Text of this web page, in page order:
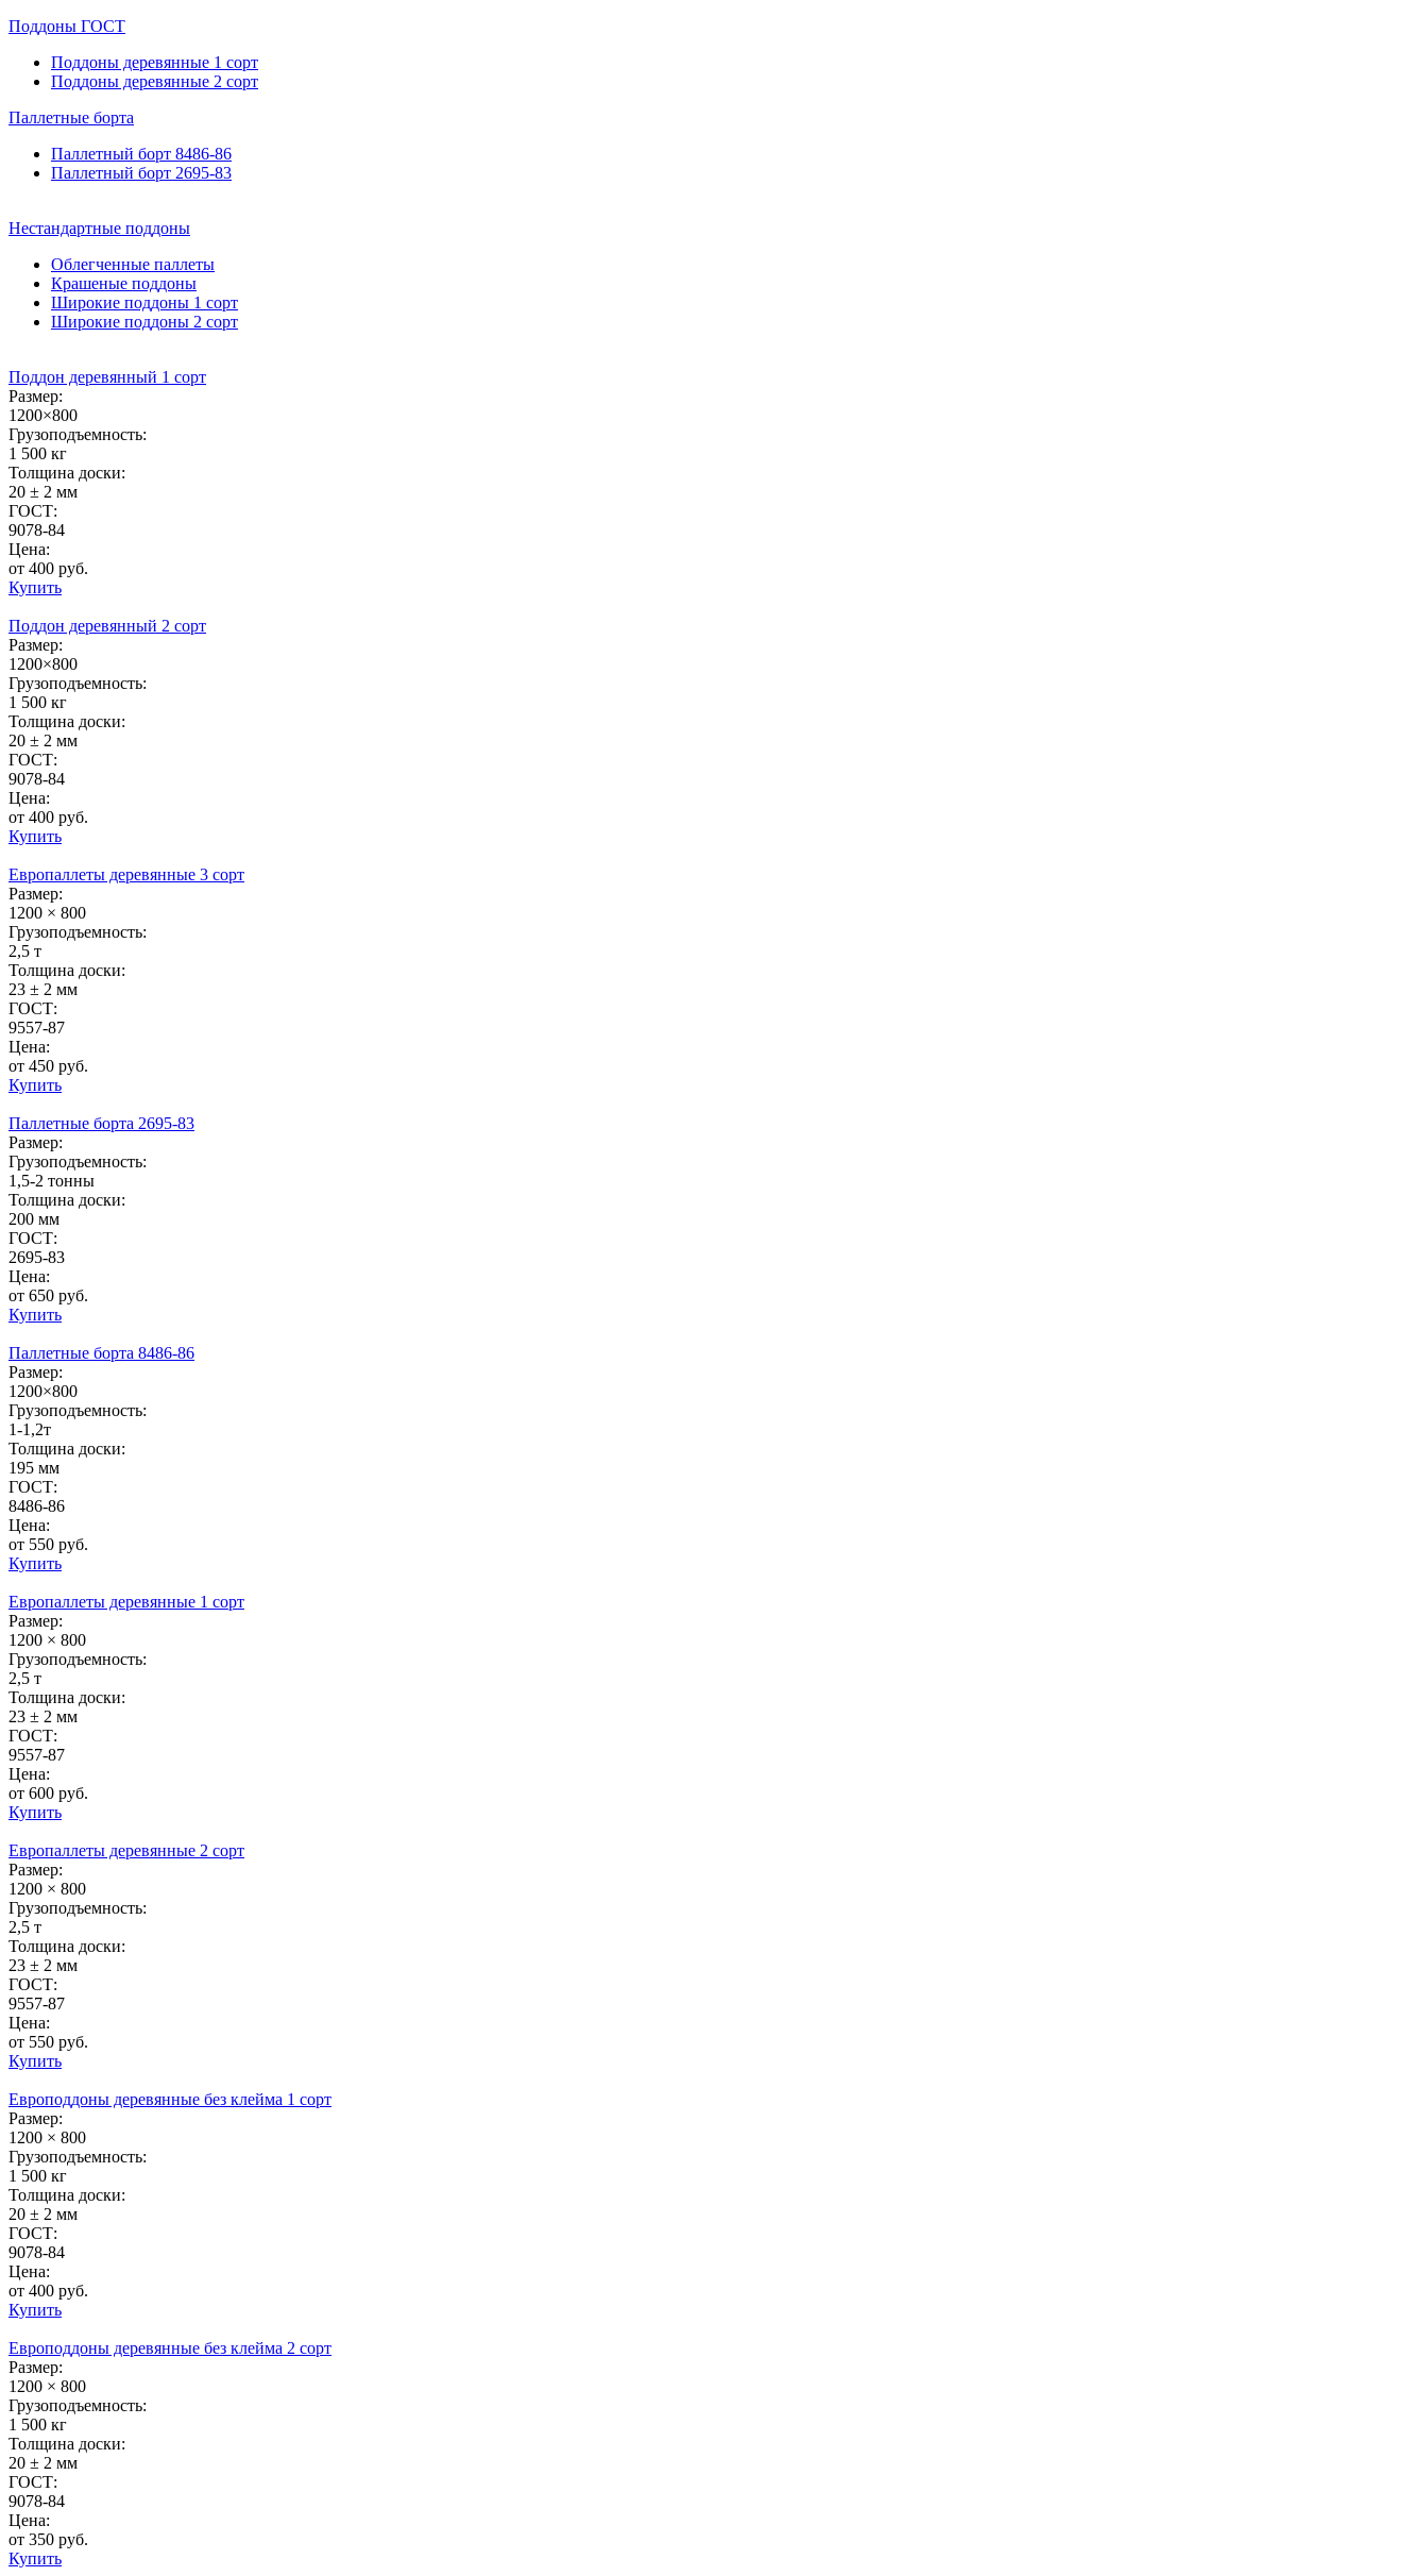
Поддоны ГОСТ
Поддоны деревянные 1 сорт
Поддоны деревянные 2 сорт
Паллетные борта
Паллетный борт 8486-86
Паллетный борт 2695-83
Нестандартные поддоны
Облегченные паллеты
Крашеные поддоны
Широкие поддоны 1 сорт
Широкие поддоны 2 сорт
Поддон деревянный 1 сорт
Размер:
1200×800
Грузоподъемность:
1 500 кг
Толщина доски:
20 ± 2 мм
ГОСТ:
9078-84
Цена:
от 400 руб.
Купить
Поддон деревянный 2 сорт
Размер:
1200×800
Грузоподъемность:
1 500 кг
Толщина доски:
20 ± 2 мм
ГОСТ:
9078-84
Цена:
от 400 руб.
Купить
Европаллеты деревянные 3 сорт
Размер:
1200 × 800
Грузоподъемность:
2,5 т
Толщина доски:
23 ± 2 мм
ГОСТ:
9557-87
Цена:
от 450 руб.
Купить
Паллетные борта 2695-83
Размер:
Грузоподъемность:
1,5-2 тонны
Толщина доски:
200 мм
ГОСТ:
2695-83
Цена:
от 650 руб.
Купить
Паллетные борта 8486-86
Размер:
1200×800
Грузоподъемность:
1-1,2т
Толщина доски:
195 мм
ГОСТ:
8486-86
Цена:
от 550 руб.
Купить
Европаллеты деревянные 1 сорт
Размер:
1200 × 800
Грузоподъемность:
2,5 т
Толщина доски:
23 ± 2 мм
ГОСТ:
9557-87
Цена:
от 600 руб.
Купить
Европаллеты деревянные 2 сорт
Размер:
1200 × 800
Грузоподъемность:
2,5 т
Толщина доски:
23 ± 2 мм
ГОСТ:
9557-87
Цена:
от 550 руб.
Купить
Европоддоны деревянные без клейма 1 сорт
Размер:
1200 × 800
Грузоподъемность:
1 500 кг
Толщина доски:
20 ± 2 мм
ГОСТ:
9078-84
Цена:
от 400 руб.
Купить
Европоддоны деревянные без клейма 2 сорт
Размер:
1200 × 800
Грузоподъемность:
1 500 кг
Толщина доски:
20 ± 2 мм
ГОСТ:
9078-84
Цена:
от 350 руб.
Купить